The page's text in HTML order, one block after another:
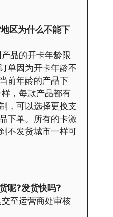
区为什么不能下
品的开卡年龄限
单因为开卡年龄不
前年龄的产品下
，每款产品都有
，可以选择更换支
下单。所有的卡激
不发货城市一样可
呢?发货快吗?
至运营商处审核